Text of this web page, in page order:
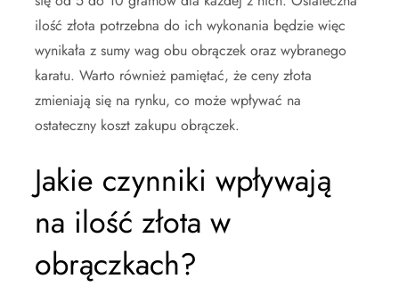
ilość złota potrzebna do ich wykonania będzie więc
wynikała z sumy wag obu obrączek oraz wybranego
karatu. Warto również pamiętać, że ceny złota
zmieniają się na rynku, co może wpływać na
ostateczny koszt zakupu obrączek.
Jakie czynniki wpływają
na ilość złota w
obrączkach?